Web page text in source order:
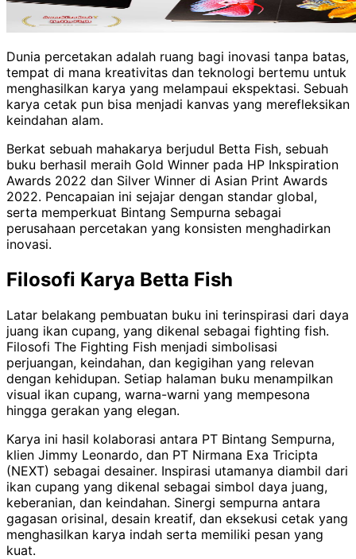
Dunia percetakan adalah ruang bagi inovasi tanpa batas,
tempat di mana kreativitas dan teknologi bertemu untuk
menghasilkan karya yang melampaui ekspektasi. Sebuah
karya cetak pun bisa menjadi kanvas yang merefleksikan
keindahan alam.
Berkat sebuah mahakarya berjudul Betta Fish, sebuah
buku berhasil meraih Gold Winner pada HP Inkspiration
Awards 2022 dan Silver Winner di Asian Print Awards
2022. Pencapaian ini sejajar dengan standar global,
serta memperkuat Bintang Sempurna sebagai
perusahaan percetakan yang konsisten menghadirkan
inovasi.
Filosofi Karya Betta Fish
Latar belakang pembuatan buku ini terinspirasi dari daya
juang ikan cupang, yang dikenal sebagai fighting fish.
Filosofi The Fighting Fish menjadi simbolisasi
perjuangan, keindahan, dan kegigihan yang relevan
dengan kehidupan. Setiap halaman buku menampilkan
visual ikan cupang, warna-warni yang mempesona
hingga gerakan yang elegan.
Karya ini hasil kolaborasi antara PT Bintang Sempurna,
klien Jimmy Leonardo, dan PT Nirmana Exa Tricipta
(NEXT) sebagai desainer. Inspirasi utamanya diambil dari
ikan cupang yang dikenal sebagai simbol daya juang,
keberanian, dan keindahan. Sinergi sempurna antara
gagasan orisinal, desain kreatif, dan eksekusi cetak yang
menghasilkan karya indah serta memiliki pesan yang
kuat.